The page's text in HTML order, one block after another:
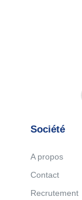
Société
A propos
Contact
Recrutement